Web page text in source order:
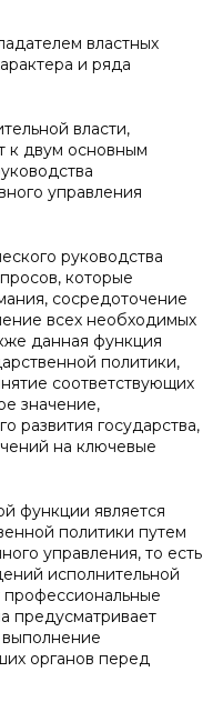
властных
и ряда
власти,
к двум основным
управления
руководства
которые
сосредоточение
всех необходимых
данная функция
политики,
соответствующих
значение,
развития государства,
на ключевые
функции является
политики путем
управления, то есть
исполнительной
профессиональные
предусматривает
выполнение
органов перед